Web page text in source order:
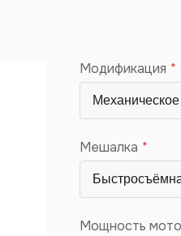
Модификация
Мешалка
Мощность